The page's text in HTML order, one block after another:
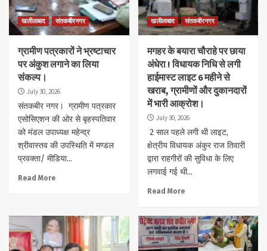
खलीलाबाद संतकबीरनगर
ग्रामीण पत्रकारों ने भ्रष्टाचार
पर अंकुश लगाने का लिया
संकल्प।
July 30, 2026
संतकबीर नगर। ग्रामीण पत्रकार
एसोसिएशन की ओर से बृहस्पतिवार
को मंडल उपाध्यक्ष महेन्द्र
श्रीवास्तव की उपस्थिति में मण्डल
प्रवक्ता/ मीडिया...
Read More
खलीलाबाद संतकबीरनगर
मगहर के बयारा चौराहे पर छाया
अंधेरा ! विधायक निधि से लगी
हाईमास्ट लाइट 6 महीने से
खराब, ग्रामीणों और दुकानदारों
में भारी आक्रोश।
July 30, 2026
2 साल पहले लगी थी लाइट,
क्षेत्रीय विधायक अंकुर राज तिवारी
द्वारा राहगीरों की सुविधा के लिए
लगवाई गई थी...
Read More